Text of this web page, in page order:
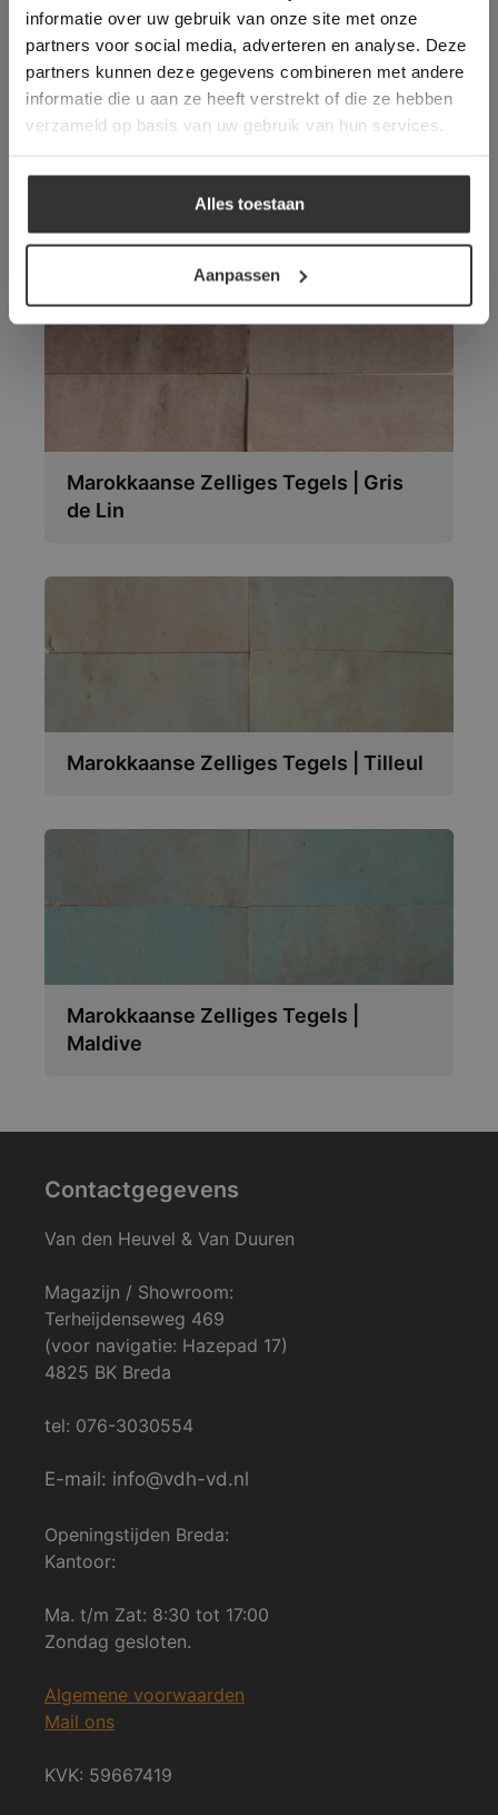
informatie over uw gebruik van onze site met onze
partners voor social media, adverteren en analyse. Deze
partners kunnen deze gegevens combineren met andere
informatie die u aan ze heeft verstrekt of die ze hebben
verzameld op basis van uw gebruik van hun services.
Alles toestaan
Aanpassen
Vloeren die wellicht ook
uw interesse hebben:
Marokkaanse Zelliges Tegels | Gris
de Lin
Marokkaanse Zelliges Tegels | Tilleul
Marokkaanse Zelliges Tegels |
Maldive
Contactgegevens
Van den Heuvel & Van Duuren
Magazijn / Showroom:
Terheijdenseweg 469
(voor navigatie: Hazepad 17)
4825 BK Breda
tel: 076-3030554
E-mail: info@vdh-vd.nl
Openingstijden Breda:
Kantoor:
Ma. t/m Zat: 8:30 tot 17:00
Zondag gesloten.
Algemene voorwaarden
Mail ons
KVK: 59667419
toestemming voor alle cookies in
overeenstemming met ons cookiebeleid.Lees
verder
ALLES ACCEPTEREN
ALLES AFWIJZEN
DETAILS WEERGEVEN